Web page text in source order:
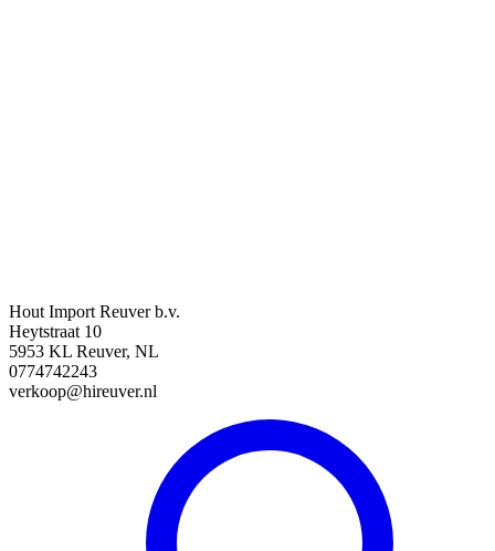
Hout Import Reuver b.v.
Heytstraat 10
5953 KL Reuver, NL
0774742243
verkoop@hireuver.nl